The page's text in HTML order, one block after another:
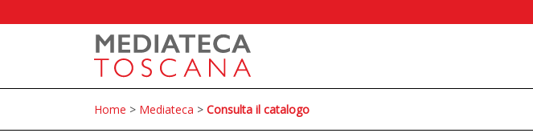
Home > Mediateca > Consulta il catalogo